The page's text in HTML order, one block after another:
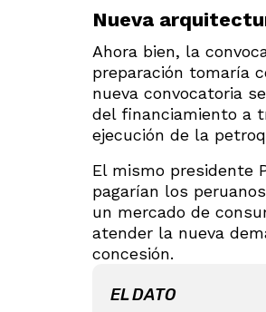
Nueva
Ahora bien, la
preparación tomaría
nueva convocatoria
del financiamiento a
ejecución de la
El mismo presidente
pagarían los
un mercado de
atender la nueva
concesión.
EL DATO